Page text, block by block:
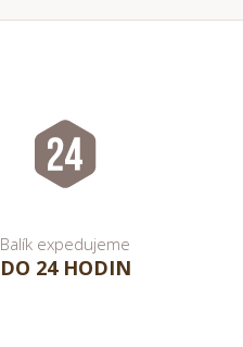
Balík expedujeme
DO 24 HODIN